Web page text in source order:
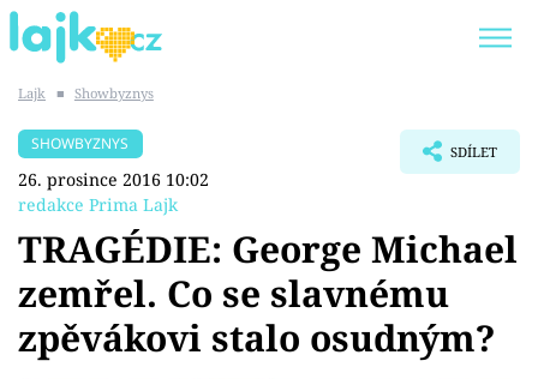
SHOPAHOLICADEL
Témata
Showbyznys
Lajk ■ Showbyznys
SHOWBYZNYS
26. prosince 2016 10:02
redakce Prima Lajk
SDÍLET
TRAGÉDIE: George Michael
zemřel. Co se slavnému
zpěvákovi stalo osudným?